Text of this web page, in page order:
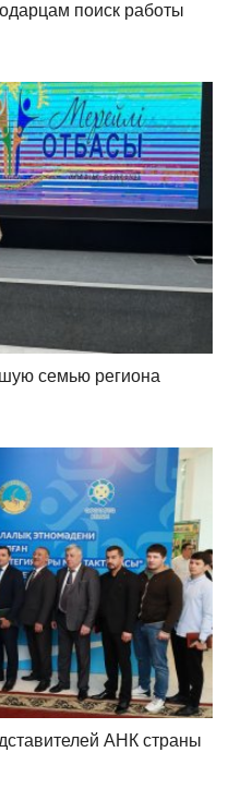
поиск работы
семью региона
АНК страны